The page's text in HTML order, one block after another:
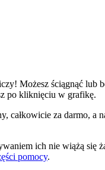
Możesz ściągnąć lub
po kliknięciu w grafikę.
za darmo, a
ich nie wiążą się
pomocy.